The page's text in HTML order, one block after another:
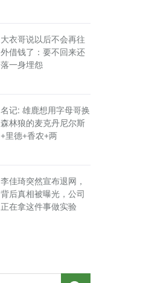
大衣哥说以后不会再往
外借钱了：要不回来还
落一身埋怨
名记: 雄鹿想用字母哥换
森林狼的麦克丹尼尔斯
+里德+香农+两
李佳琦突然宣布退网，
背后真相被曝光，公司
正在拿这件事做实验